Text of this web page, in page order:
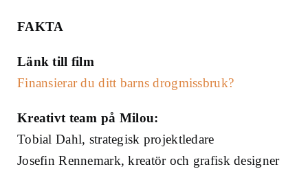
FAKTA
Länk till film
Finansierar du ditt barns drogmissbruk?
Kreativt team på Milou:
Tobial Dahl, strategisk projektledare
Josefin Rennemark, kreatör och grafisk designer